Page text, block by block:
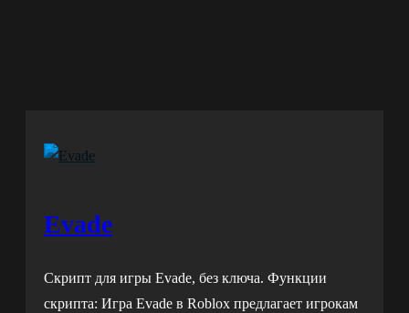
Evade
Скрипт для игры Evade, без ключа. Функции
скрипта: Игра Evade в Roblox предлагает игрокам